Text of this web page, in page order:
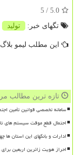
5.0
/ 5
تگهای خبر:
تولید
این مطلب لیمو
تازه ترین مطالب
سامانه تخصصی قوانین تأمین
احتمال قطع موقت سیستم های
ادارات و بانکهای این استان ها
احراز هویت زائرین اربعین